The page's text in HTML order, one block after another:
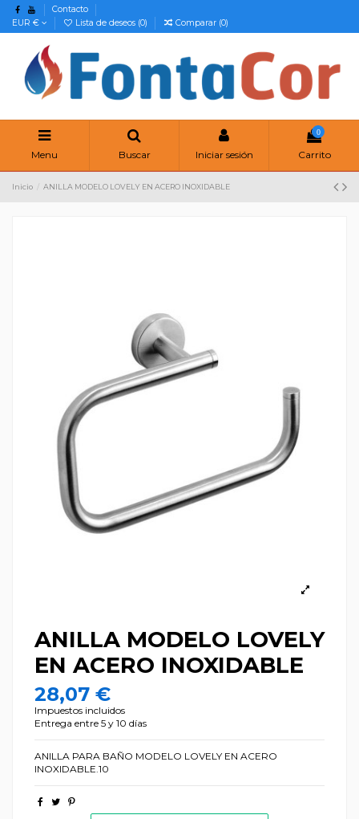
Contacto
EUR €
Lista de deseos (0) Comparar (0)
Menu Buscar Iniciar sesión
0
Carrito
Inicio ANILLA MODELO LOVELY EN ACERO INOXIDABLE
ANILLA MODELO LOVELY
EN ACERO INOXIDABLE
28,07 €
Impuestos incluidos
Entrega entre 5 y 10 días
ANILLA PARA BAÑO MODELO LOVELY EN ACERO
INOXIDABLE.10